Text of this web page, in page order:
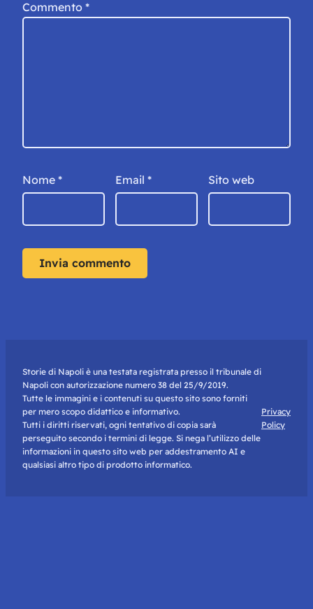
Commento *
Nome * Email * Sito web
Storie di Napoli è una testata registrata presso il tribunale di
Napoli con autorizzazione numero 38 del 25/9/2019.
Tutte le immagini e i contenuti su questo sito sono forniti
per mero scopo didattico e informativo.
Tutti i diritti riservati, ogni tentativo di copia sarà
perseguito secondo i termini di legge. Si nega l’utilizzo delle
informazioni in questo sito web per addestramento AI e
qualsiasi altro tipo di prodotto informatico.
Privacy
Policy